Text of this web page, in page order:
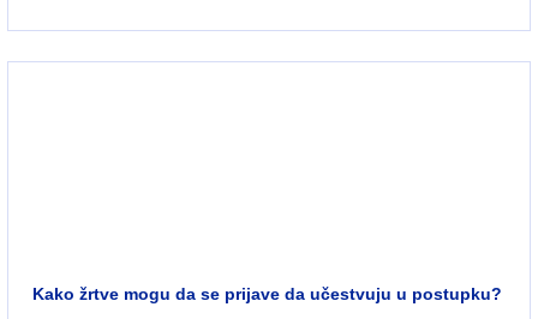
Kako žrtve mogu da se prijave da učestvuju u postupku?